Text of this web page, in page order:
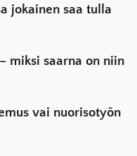
jokainen saa tulla
miksi saarna on niin
vai nuorisotyön